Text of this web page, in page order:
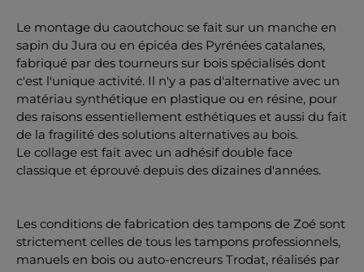
Le montage du caoutchouc se fait sur un manche en
sapin du Jura ou en épicéa des Pyrénées catalanes,
fabriqué par des tourneurs sur bois spécialisés dont
c'est l'unique activité. Il n'y a pas d'alternative avec un
matériau synthétique en plastique ou en résine, pour
des raisons essentiellement esthétiques et aussi du fait
de la fragilité des solutions alternatives au bois.
Le collage est fait avec un adhésif double face
classique et éprouvé depuis des dizaines d'années.
Les conditions de fabrication des tampons de Zoé sont
strictement celles de tous les tampons professionnels,
manuels en bois ou auto-encreurs Trodat, réalisés par